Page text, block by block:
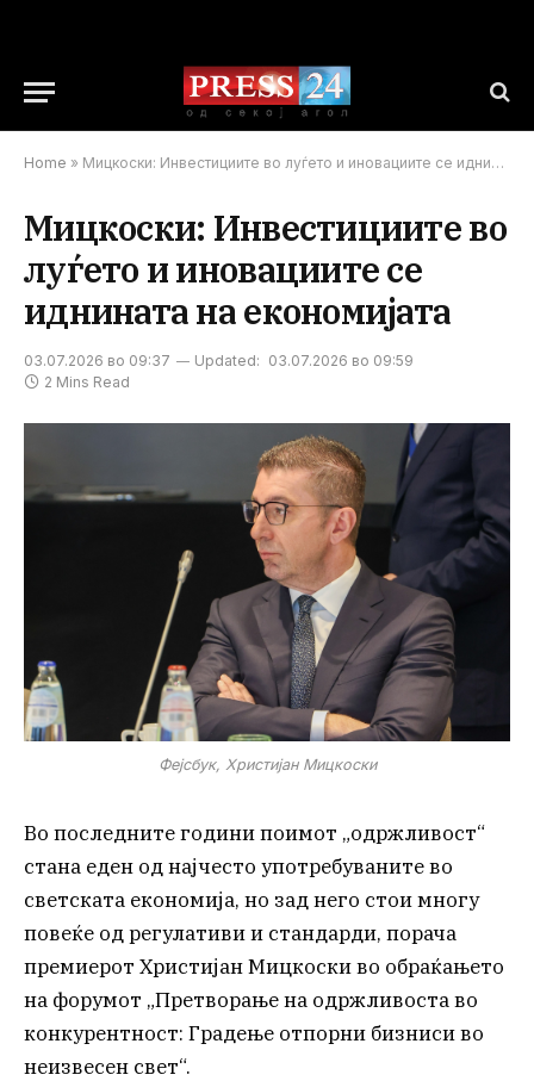
Home » Мицкоски: Инвестициите во луѓето и иновациите се иднината на економијата
Мицкоски: Инвестициите во
луѓето и иновациите се
иднината на економијата
03.07.2026 во 09:37 Updated: 03.07.2026 во 09:59
2 Mins Read
Фејсбук, Христијан Мицкоски
Во последните години поимот „одржливост“
стана еден од најчесто употребуваните во
светската економија, но зад него стои многу
повеќе од регулативи и стандарди, порача
премиерот Христијан Мицкоски во обраќањето
на форумот „Претворање на одржливоста во
конкурентност: Градење отпорни бизниси во
неизвесен свет“.